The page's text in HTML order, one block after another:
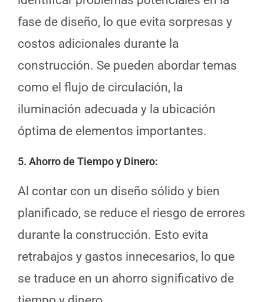
fase de diseño, lo que evita sorpresas y
costos adicionales durante la
construcción. Se pueden abordar temas
como el flujo de circulación, la
iluminación adecuada y la ubicación
óptima de elementos importantes.
5. Ahorro de Tiempo y Dinero:
Al contar con un diseño sólido y bien
planificado, se reduce el riesgo de errores
durante la construcción. Esto evita
retrabajos y gastos innecesarios, lo que
se traduce en un ahorro significativo de